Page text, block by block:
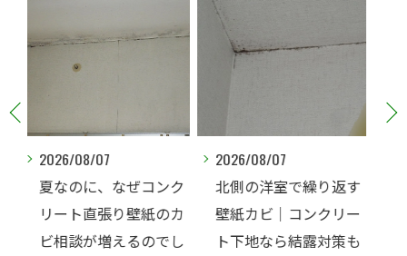
2026/08/07
北側の洋室で繰り返す
壁紙カビ｜コンクリー
ト下地なら結露対策も
2026/08/06
ご家庭でカビ取りした
押入れ、そのままにし
ていませんか？